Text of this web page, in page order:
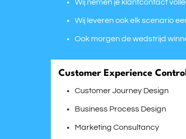
Wij nemen je klantcontact
Wij leveren ook elk scenario
Ook morgen de wedstrijd
Customer Experience Control
Customer Journey Design
Business Process Design
Marketing Consultancy